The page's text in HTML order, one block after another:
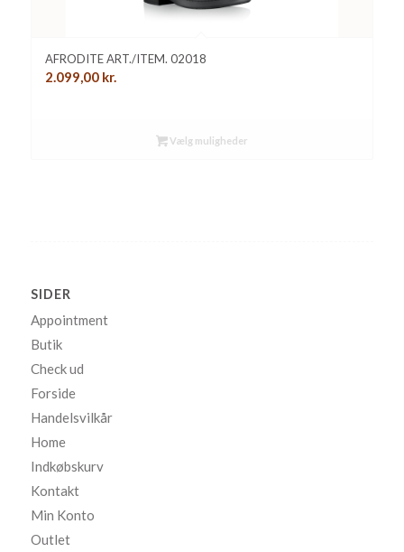
AFRODITE ART./ITEM. 02018
2.099,00 kr.
Vælg muligheder
SIDER
Appointment
Butik
Check ud
Forside
Handelsvilkår
Home
Indkøbskurv
Kontakt
Min Konto
Outlet